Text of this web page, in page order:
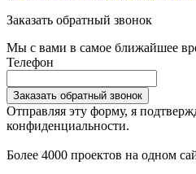
Заказать обратный звонок
Мы с вами в самое ближайшее
Телефон
Заказать обратный звонок
Отправляя эту форму, я
конфиденциальности.
Более 4000 проектов на одном